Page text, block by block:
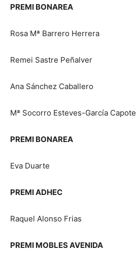
PREMI BONAREA
Rosa Mª Barrero Herrera
Remei Sastre Peñalver
Ana Sánchez Caballero
Mª Socorro Esteves-García Capote
PREMI BONAREA
Eva Duarte
PREMI ADHEC
Raquel Alonso Frias
PREMI MOBLES AVENIDA